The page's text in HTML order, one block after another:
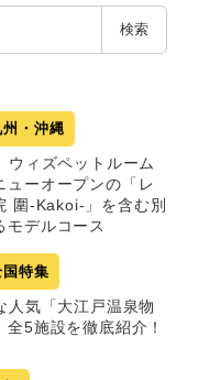
検索
州・沖縄
ウィズペットルーム
ューオープンの「レ
圍-Kakoi-」を含む別
モデルコース
国特集
人気「大江戸温泉物
5施設を徹底紹介！